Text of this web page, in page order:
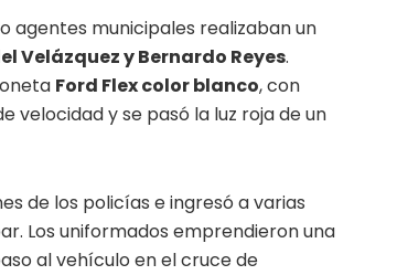
agentes municipales realizaban un
Velázquez y Bernardo Reyes.
Ford Flex color blanco, con
velocidad y se pasó la luz roja de un
de los policías e ingresó a varias
Los uniformados emprendieron una
al vehículo en el cruce de